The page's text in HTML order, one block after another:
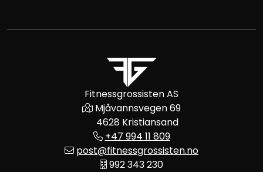
Fitnessgrossisten AS
Mjåvannsvegen 69
4628 Kristiansand
+47 994 11 809
post@fitnessgrossisten.no
992 343 230